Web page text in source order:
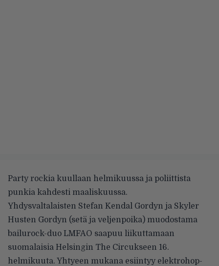
Party rockia kuullaan helmikuussa ja poliittista
punkia kahdesti maaliskuussa.
Yhdysvaltalaisten Stefan Kendal Gordyn ja Skyler
Husten Gordyn (setä ja veljenpoika) muodostama
bailurock-duo LMFAO saapuu liikuttamaan
suomalaisia Helsingin The Circukseen 16.
helmikuuta. Yhtyeen mukana esiintyy elektrohop-